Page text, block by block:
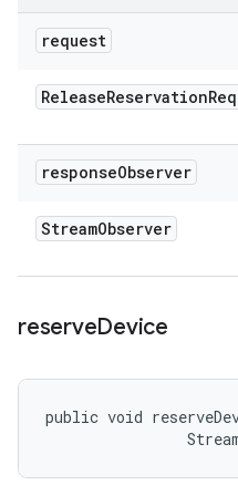
request
ReleaseReservation
responseObserver
StreamObserver
reserveDevice
public void